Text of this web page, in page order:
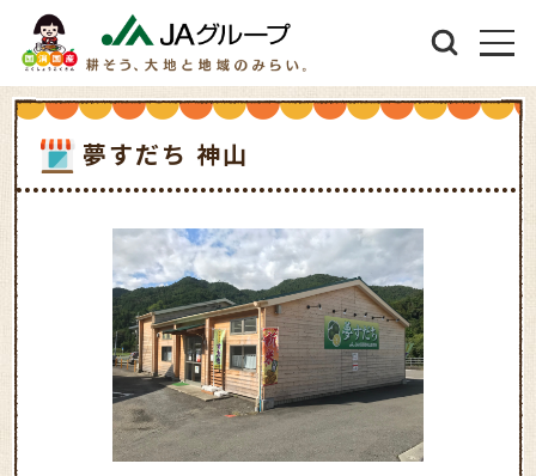
夢すだち 神山